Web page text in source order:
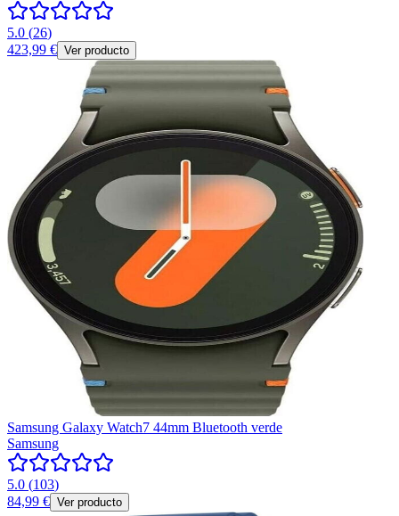
5.0 (26)
423,99 € Ver producto
Samsung Galaxy Watch7 44mm Bluetooth verde
Samsung
5.0 (103)
84,99 € Ver producto